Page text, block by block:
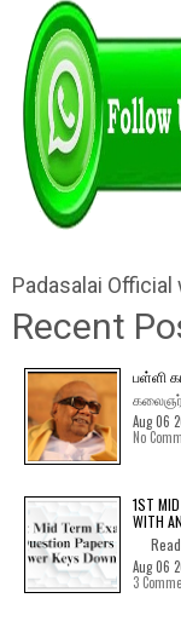
Padasalai
Recent
பள்ளி
கலைஞர்
Aug 06
No
1ST
WITH
Read
Aug 06
3